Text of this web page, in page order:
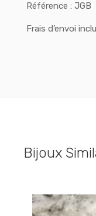
Référence : JGB
Frais d’envoi
Bijoux